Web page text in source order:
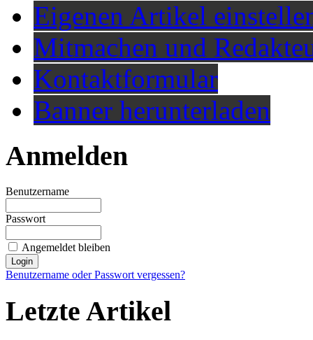
Eigenen Artikel
Mitmachen und
Kontaktformular
Banner herunterladen
Anmelden
Benutzername
Passwort
Angemeldet bleiben
Benutzername oder Passwort vergessen?
Letzte Artikel